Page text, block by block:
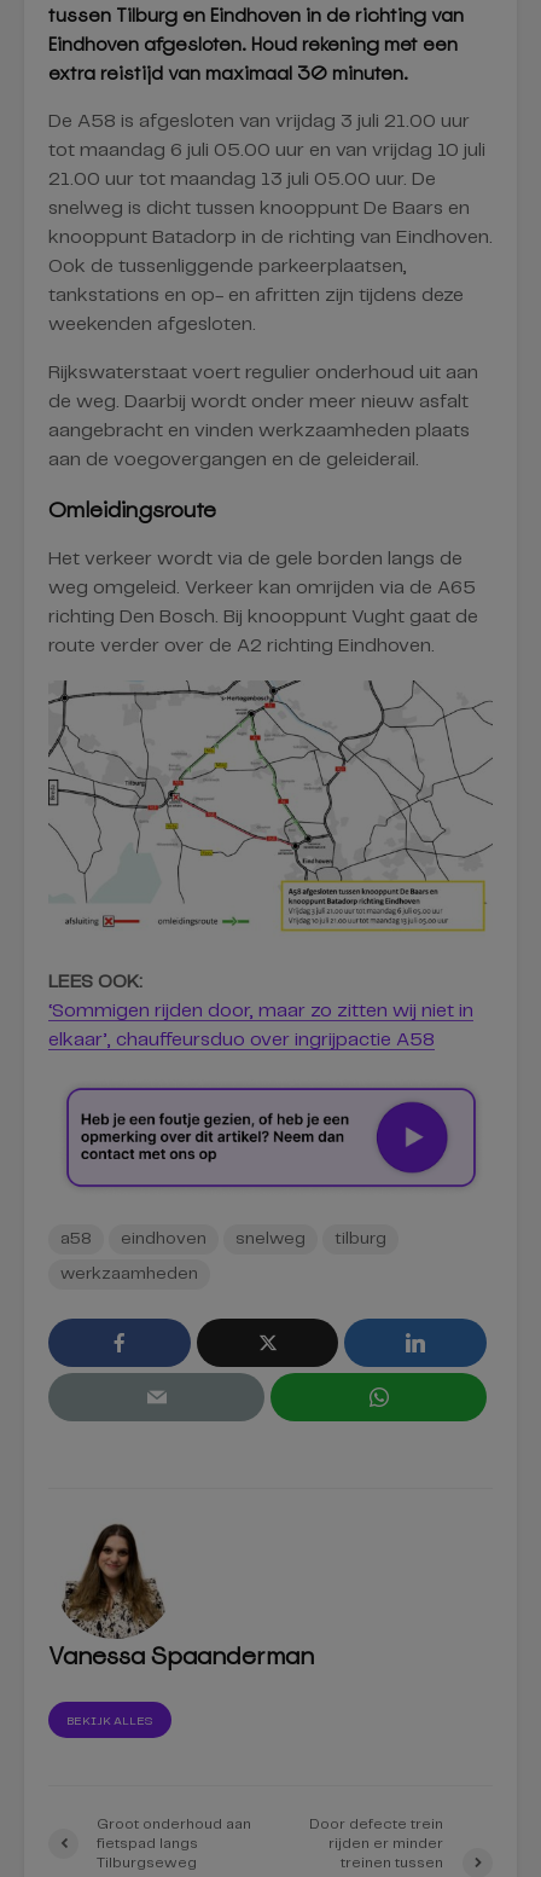
tussen Tilburg en Eindhoven in de richting van
Eindhoven afgesloten. Houd rekening met een
extra reistijd van maximaal 30 minuten.
De A58 is afgesloten van vrijdag 3 juli 21.00 uur
tot maandag 6 juli 05.00 uur en van vrijdag 10 juli
21.00 uur tot maandag 13 juli 05.00 uur. De
snelweg is dicht tussen knooppunt De Baars en
knooppunt Batadorp in de richting van Eindhoven.
Ook de tussenliggende parkeerplaatsen,
tankstations en op- en afritten zijn tijdens deze
weekenden afgesloten.
Rijkswaterstaat voert regulier onderhoud uit aan
de weg. Daarbij wordt onder meer nieuw asfalt
aangebracht en vinden werkzaamheden plaats
aan de voegovergangen en de geleiderail.
Omleidingsroute
Het verkeer wordt via de gele borden langs de
weg omgeleid. Verkeer kan omrijden via de A65
richting Den Bosch. Bij knooppunt Vught gaat de
route verder over de A2 richting Eindhoven.
LEES OOK:
‘Sommigen rijden door, maar zo zitten wij niet in
elkaar’, chauffeursduo over ingrijpactie A58
a58 eindhoven snelweg tilburg
werkzaamheden
Vanessa Spaanderman
BEKIJK ALLES
Groot onderhoud aan
fietspad langs
Tilburgseweg
Door defecte trein
rijden er minder
treinen tussen